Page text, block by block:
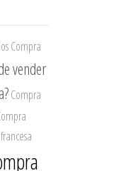
Compra
vender
Compra